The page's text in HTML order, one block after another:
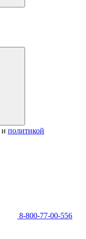
и политикой
8-800-77-00-556